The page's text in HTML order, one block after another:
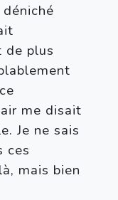
de plus
me disait
Je ne sais
ces
mais bien